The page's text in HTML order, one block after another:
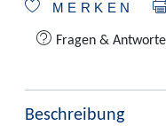
MERKEN
Fragen &
Beschreibung